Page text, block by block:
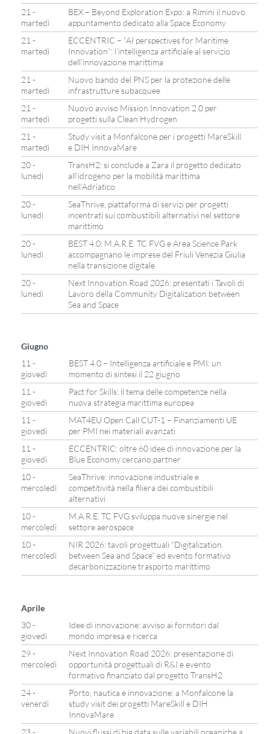
21 -
martedì
BEX – Beyond Exploration Expo: a Rimini il nuovo
appuntamento dedicato alla Space Economy
21 -
martedì
ECCENTRIC – “AI perspectives for Maritime
Innovation”: l’intelligenza artificiale al servizio
dell’innovazione marittima
21 -
martedì
Nuovo bando del PNS per la protezione delle
infrastrutture subacquee
21 -
martedì
Nuovo avviso Mission Innovation 2.0 per
progetti sulla Clean Hydrogen
21 -
martedì
Study visit a Monfalcone per i progetti MareSkill
e DIH InnovaMare
20 -
lunedì
TransH2: si conclude a Zara il progetto dedicato
all’idrogeno per la mobilità marittima
nell’Adriatico
20 -
lunedì
SeaThrive, piattaforma di servizi per progetti
incentrati sui combustibili alternativi nel settore
marittimo
20 -
lunedì
BEST 4.0: M.A.R.E. TC FVG e Area Science Park
accompagnano le imprese del Friuli Venezia Giulia
nella transizione digitale
20 -
lunedì
Next Innovation Road 2026: presentati i Tavoli di
Lavoro della Community Digitalization between
Sea and Space
Giugno
11 -
giovedì
BEST 4.0 – Intelligenza artificiale e PMI: un
momento di sintesi il 22 giugno
11 -
giovedì
Pact for Skills: il tema delle competenze nella
nuova strategia marittima europea
11 -
giovedì
MAT4EU Open Call CUT-1 – Finanziamenti UE
per PMI nei materiali avanzati
11 -
giovedì
ECCENTRIC: oltre 60 idee di innovazione per la
Blue Economy cercano partner
10 -
mercoledì
SeaThrive: innovazione industriale e
competitività nella filiera dei combustibili
alternativi
10 -
mercoledì
M.A.R.E. TC FVG sviluppa nuove sinergie nel
settore aerospace
10 -
mercoledì
NIR 2026: tavoli progettuali “Digitalization
between Sea and Space” ed evento formativo
decarbonizzazione trasporto marittimo
Aprile
30 -
giovedì
Idee di innovazione: avviso ai fornitori dal
mondo impresa e ricerca
29 -
mercoledì
Next Innovation Road 2026: presentazione di
opportunità progettuali di R&I e evento
formativo finanziato dal progetto TransH2
24 -
venerdì
Porto, nautica e innovazione: a Monfalcone la
study visit dei progetti MareSkill e DIH
InnovaMare
23 -
Nuovi flussi di big data sulle variabili oceaniche a